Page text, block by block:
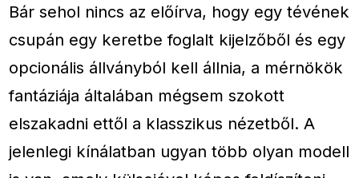
Bár sehol nincs az előírva, hogy egy tévének
csupán egy keretbe foglalt kijelzőből és egy
opcionális állványból kell állnia, a mérnökök
fantáziája általában mégsem szokott
elszakadni ettől a klasszikus nézetből. A
jelenlegi kínálatban ugyan több olyan modell